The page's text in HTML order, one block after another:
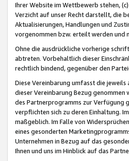
Ihrer Website im Wettbewerb stehen,
Verzicht auf unser Recht darstellt, die
Aktualisierungen, Handlungen und
vorgenommen bzw. erteilt werden und
Ohne die ausdrückliche vorherige
abtreten. Vorbehaltlich dieser
rechtlich bindend, gegenüber den
Diese Vereinbarung umfasst die
dieser Vereinbarung Bezug genommen
des Partnerprogramms zur Verfügung
verpflichten sich zu deren Einhaltung.
maßgeblich. Im Falle von
eines gesonderten
Unternehmen in Bezug auf das
Ihnen und uns im Hinblick auf das